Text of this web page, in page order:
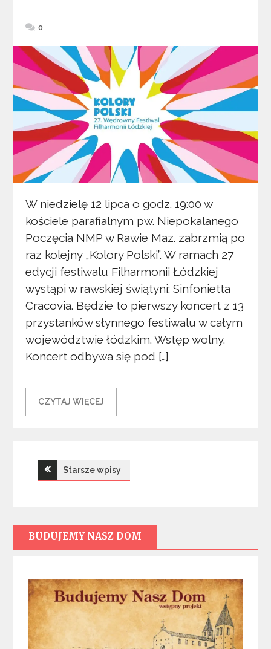
0
W niedzielę 12 lipca o godz. 19:00 w
kościele parafialnym pw. Niepokalanego
Poczęcia NMP w Rawie Maz. zabrzmią po
raz kolejny „Kolory Polski”. W ramach 27
edycji festiwalu Filharmonii Łódzkiej
wystąpi w rawskiej świątyni: Sinfonietta
Cracovia. Będzie to pierwszy koncert z 13
przystanków słynnego festiwalu w całym
województwie łódzkim. Wstęp wolny.
Koncert odbywa się pod […]
CZYTAJ WIĘCEJ
Nawigacja
wpisach
Starsze wpisy
BUDUJEMY NASZ DOM